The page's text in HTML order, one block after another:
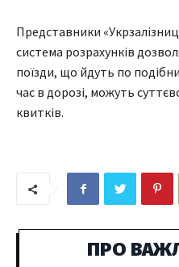
Представники
система розрахунків
поїзди, що йдуть по
час в дорозі, можуть
квитків.
ПРО